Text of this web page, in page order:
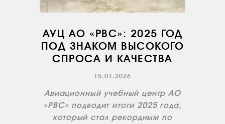
АУЦ АО «РВС»: 2025 ГОД
ПОД ЗНАКОМ ВЫСОКОГО
СПРОСА И КАЧЕСТВА
15.01.2026
Авиационный учебный центр АО
«РВС» подводит итоги 2025 года,
который стал рекордным по